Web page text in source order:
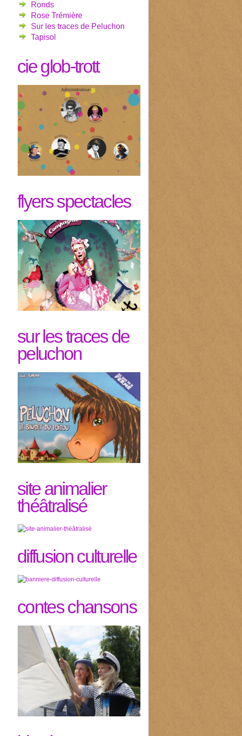
Ronds
Rose Trémière
Sur les traces de Peluchon
Tapisol
cie glob-trott
flyers spectacles
sur les traces de
peluchon
site animalier
théâtralisé
diffusion culturelle
contes chansons